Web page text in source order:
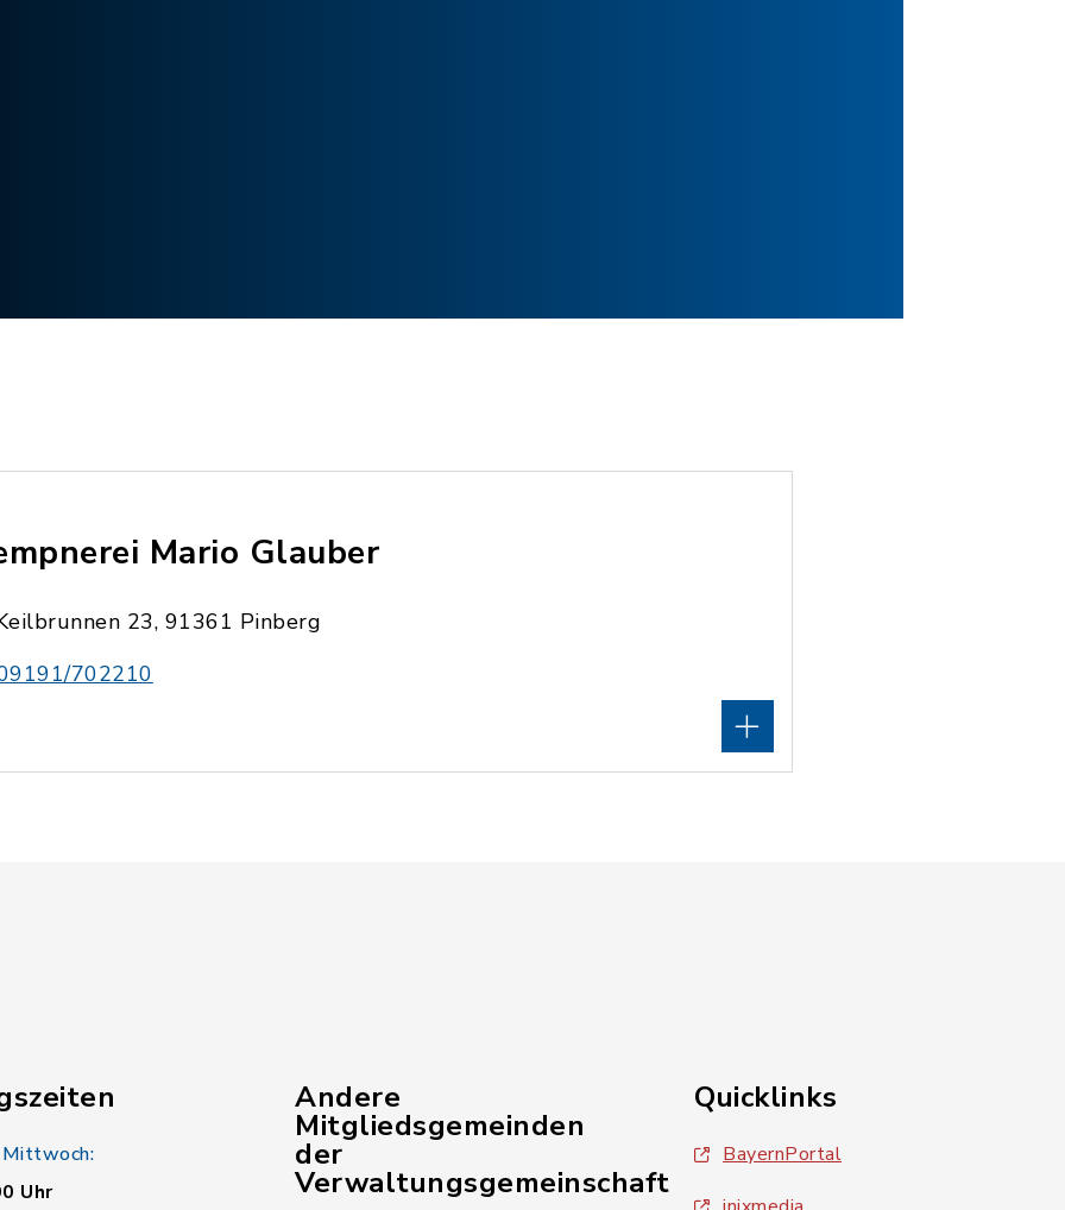
Mario Glauber
23, 91361 Pinberg
702210
Uhr
Andere
Mitgliedsgemeinden
der
Verwaltungsgemeinschaft
Quicklinks
BayernPortal